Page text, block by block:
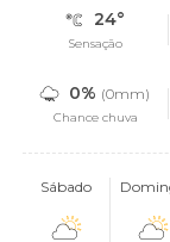
24°
Sensação
0% (0mm)
Chance chuva
Sábado